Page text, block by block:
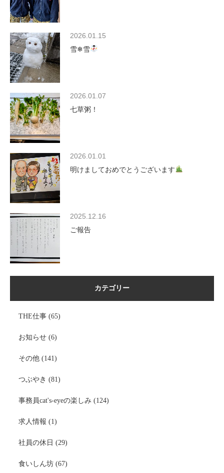
2026.01.15
雪❄雪
2026.01.07
七草粥！
2026.01.01
明けましておめでとうございます
2025.12.16
ご報告
カテゴリー
THE仕事 (65)
お知らせ (6)
その他 (141)
つぶやき (81)
事務員cat's-eyeの楽しみ (124)
求人情報 (1)
社員の休日 (29)
食いしん坊 (67)